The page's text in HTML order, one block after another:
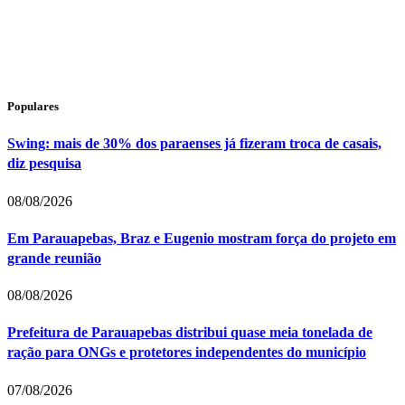
Populares
Swing: mais de 30% dos paraenses já fizeram troca de casais,
diz pesquisa
08/08/2026
Em Parauapebas, Braz e Eugenio mostram força do projeto em
grande reunião
08/08/2026
Prefeitura de Parauapebas distribui quase meia tonelada de
ração para ONGs e protetores independentes do município
07/08/2026